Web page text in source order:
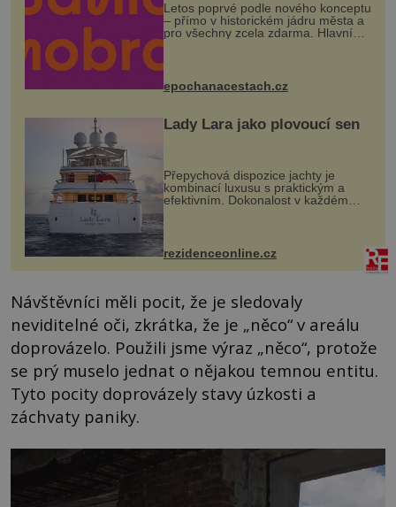
Letos poprvé podle nového konceptu
– přímo v historickém jádru města a
pro všechny zcela zdarma. Hlavní
program se odehraje na Karlově a
mohou těšit na víno, burčák, pes...
epochanacestach.cz
Lady Lara jako plovoucí sen
Přepychová dispozice jachty je
kombinací luxusu s praktickým a
efektivním. Dokonalost v každém
detailu představuje značka Fendi
Casa, kterou byly vybaveny její
paluby. Monacký přístav nabízí
každoročn...
rezidenceonline.cz
Návštěvníci měli pocit, že je sledovaly
neviditelné oči, zkrátka, že je „něco“ v areálu
doprovázelo. Použili jsme výraz „něco“, protože
se prý muselo jednat o nějakou temnou entitu.
Tyto pocity doprovázely stavy úzkosti a
záchvaty paniky.